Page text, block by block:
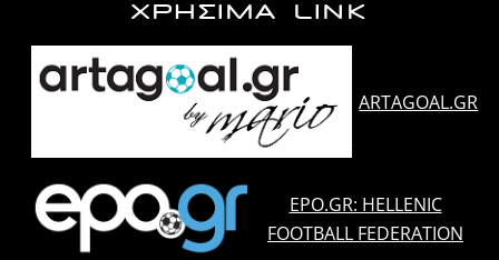
ΧΡΗΣΙΜΑ LINK
ARTAGOAL.GR
EPO.GR: HELLENIC
FOOTBALL FEDERATION